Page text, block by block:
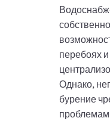
перебоях
Однако,
бурение